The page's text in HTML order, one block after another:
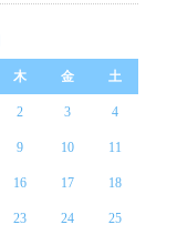
木 金 土
2 3 4
9 10 11
16 17 18
23 24 25